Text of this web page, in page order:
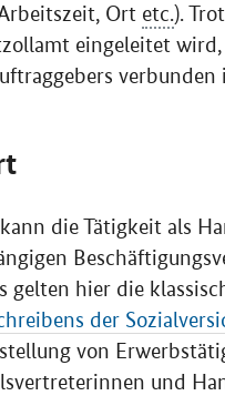
Ort etc.).
eingeleitet
die Tätigkeit als
gelten hier die
der
von
und